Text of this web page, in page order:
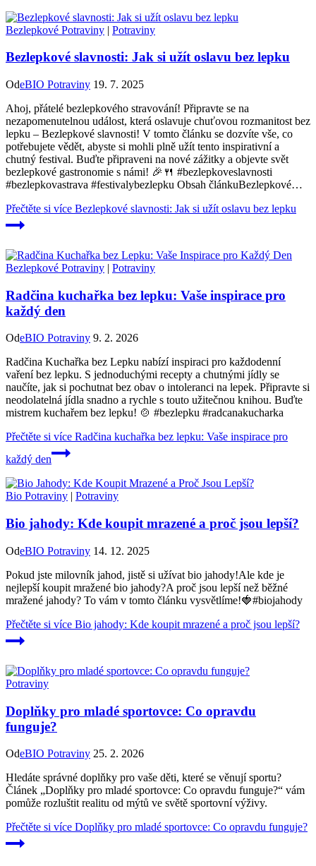
Bezlepkové Potraviny | Potraviny
Bezlepkové slavnosti: Jak si užít oslavu bez lepku
OdeBIO Potraviny 19. 7. 2025
Ahoj, přátelé bezlepkového stravování! Připravte se na
nezapomenutelnou událost, která oslavuje chuťovou rozmanitost bez
lepku – Bezlepkové slavnosti! V tomto článku se dozvíte vše, co
potřebujete vědět, abyste si mohli plně užít tento inspirativní a
chutný festival. Buďte připraveni na nové zážitky a objevte svět
bezlepkové gastronomie s námi! 🎉🍴 #bezlepkoveslavnosti
#bezlepkovastrava #festivalybezlepku Obsah článkuBezlepkové…
Přečtěte si více Bezlepkové slavnosti: Jak si užít oslavu bez lepku
Bezlepkové Potraviny | Potraviny
Radčina kuchařka bez lepku: Vaše inspirace pro
každý den
OdeBIO Potraviny 9. 2. 2026
Radčina Kuchařka bez Lepku nabízí inspiraci pro každodenní
vaření bez lepku. S jednoduchými recepty a chutnými jídly se
naučíte, jak si pochutnat bez obav o intoleranci na lepek. Připravte si
neodolatelná jídla snadno a rychle s touto užitečnou knihou. Buďte
mistrem kuchařem bez lepku! 🍲 #bezlepku #radcanakucharka
Přečtěte si více Radčina kuchařka bez lepku: Vaše inspirace pro
každý den
Bio Potraviny | Potraviny
Bio jahody: Kde koupit mrazené a proč jsou lepší?
OdeBIO Potraviny 14. 12. 2025
Pokud jste milovník jahod, jistě si užívat bio jahody!Ale kde je
nejlepší koupit mražené bio jahody?A proč jsou lepší než běžné
mražené jahody? To vám v tomto článku vysvětlíme!🍓#biojahody
Přečtěte si více Bio jahody: Kde koupit mrazené a proč jsou lepší?
Potraviny
Doplňky pro mladé sportovce: Co opravdu
funguje?
OdeBIO Potraviny 25. 2. 2026
Hledáte správné doplňky pro vaše děti, které se věnují sportu?
Článek „Doplňky pro mladé sportovce: Co opravdu funguje?“ vám
pomůže rozluštit realitu od mýtů ve světě sportovní výživy.
Přečtěte si více Doplňky pro mladé sportovce: Co opravdu funguje?